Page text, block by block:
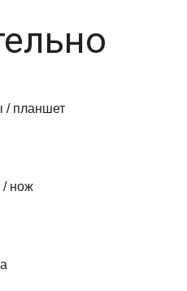
/ планшет
/ нож